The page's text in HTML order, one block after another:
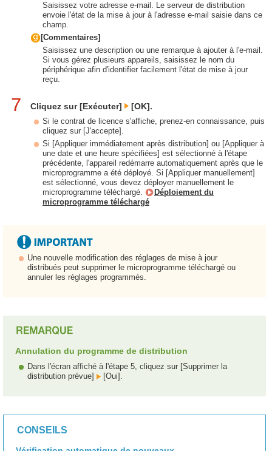
Saisissez votre adresse e-mail. Le serveur de distribution
envoie l'état de la mise à jour à l'adresse e-mail saisie dans ce
champ.
[Commentaires]
Saisissez une description ou une remarque à ajouter à l'e-mail.
Si vous gérez plusieurs appareils, saisissez le nom du
périphérique afin d'identifier facilement l'état de mise à jour
reçu.
7 Cliquez sur [Exécuter] [OK].
Si le contrat de licence s'affiche, prenez-en connaissance, puis
cliquez sur [J'accepte].
Si [Appliquer immédiatement après distribution] ou [Appliquer à
une date et une heure spécifiées] est sélectionné à l'étape
précédente, l'appareil redémarre automatiquement après que le
microprogramme a été déployé. Si [Appliquer manuellement]
est sélectionné, vous devez déployer manuellement le
microprogramme téléchargé.
Déploiement du
microprogramme téléchargé
Une nouvelle modification des réglages de mise à jour
distribués peut supprimer le microprogramme téléchargé ou
annuler les réglages programmés.
Annulation du programme de distribution
Dans l'écran affiché à l'étape 5, cliquez sur [Supprimer la
distribution prévue]
[Oui].
CONSEILS